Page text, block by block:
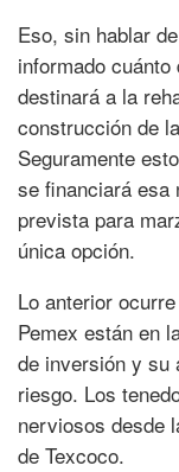
Eso, sin hablar
informado
destinará a la
construcción de
Seguramente
se financiará
prevista para
única opción.
Lo anterior
Pemex están en
de inversión y su
riesgo. Los
nerviosos desde
de Texcoco.